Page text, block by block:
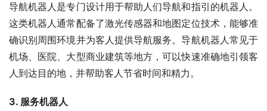
导航机器人是专门设计用于帮助人们导航和指引的机器人。
这类机器人通常配备了激光传感器和地图定位技术，能够准
确识别周围环境并为客人提供导航服务。导航机器人常见于
机场、医院、大型商业建筑等地方，可以快速准确地引领客
人到达目的地，并帮助客人节省时间和精力。
3. 服务机器人